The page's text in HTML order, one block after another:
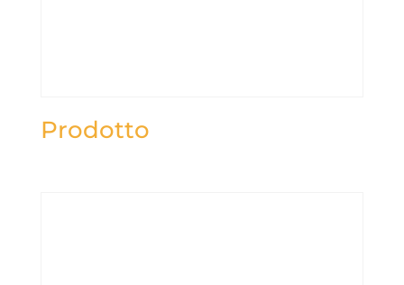
Prodotto